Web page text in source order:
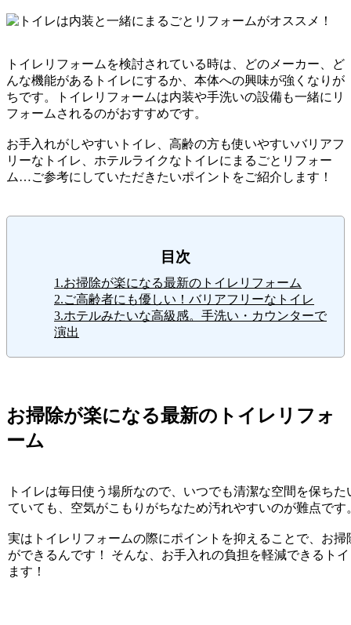
トイレリフォームを検討されている時は、どのメーカー、ど
んな機能があるトイレにするか、本体への興味が強くなりが
ちです。トイレリフォームは内装や手洗いの設備も一緒にリ
フォームされるのがおすすめです。
お手入れがしやすいトイレ、高齢の方も使いやすいバリアフ
リーなトイレ、ホテルライクなトイレにまるごとリフォー
ム…ご参考にしていただきたいポイントをご紹介します！
目次
1.お掃除が楽になる最新のトイレリフォーム
2.ご高齢者にも優しい！バリアフリーなトイレ
3.ホテルみたいな高級感。手洗い・カウンターで
演出
お掃除が楽になる最新のトイレリフォ
ーム
トイレは毎日使う場所なので、いつでも清潔な空間を保ち
ていても、空気がこもりがちなため汚れやすいのが難点です
実はトイレリフォームの際にポイントを抑えることで、お
ができるんです！ そんな、お手入れの負担を軽減できるト
ます！